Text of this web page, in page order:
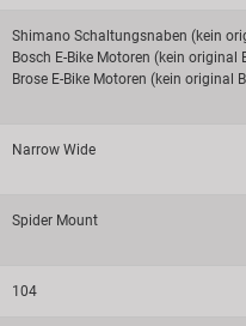
Shimano Schaltungsnaben (kein
Bosch E-Bike Motoren (kein original
Brose E-Bike Motoren (kein original
Narrow Wide
Spider Mount
104